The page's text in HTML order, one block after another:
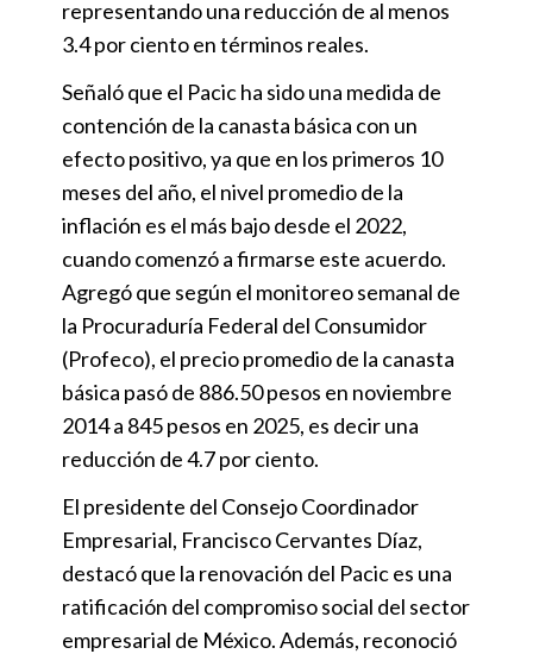
representando una reducción de al menos
3.4 por ciento en términos reales.
Señaló que el Pacic ha sido una medida de
contención de la canasta básica con un
efecto positivo, ya que en los primeros 10
meses del año, el nivel promedio de la
inflación es el más bajo desde el 2022,
cuando comenzó a firmarse este acuerdo.
Agregó que según el monitoreo semanal de
la Procuraduría Federal del Consumidor
(Profeco), el precio promedio de la canasta
básica pasó de 886.50 pesos en noviembre
2014 a 845 pesos en 2025, es decir una
reducción de 4.7 por ciento.
El presidente del Consejo Coordinador
Empresarial, Francisco Cervantes Díaz,
destacó que la renovación del Pacic es una
ratificación del compromiso social del sector
empresarial de México. Además, reconoció